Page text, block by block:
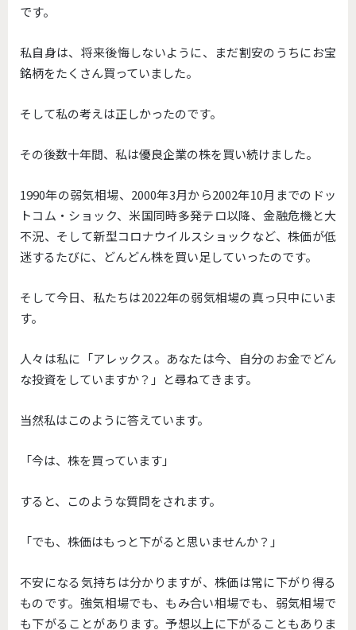
です。
私自身は、将来後悔しないように、まだ割安のうちにお宝
銘柄をたくさん買っていました。
そして私の考えは正しかったのです。
その後数十年間、私は優良企業の株を買い続けました。
1990年の弱気相場、2000年3月から2002年10月までのドッ
トコム・ショック、米国同時多発テロ以降、金融危機と大
不況、そして新型コロナウイルスショックなど、株価が低
迷するたびに、どんどん株を買い足していったのです。
そして今日、私たちは2022年の弱気相場の真っ只中にいま
す。
人々は私に「アレックス。あなたは今、自分のお金でどん
な投資をしていますか？」と尋ねてきます。
当然私はこのように答えています。
「今は、株を買っています」
すると、このような質問をされます。
「でも、株価はもっと下がると思いませんか？」
不安になる気持ちは分かりますが、株価は常に下がり得る
ものです。強気相場でも、もみ合い相場でも、弱気相場で
も下がることがあります。予想以上に下がることもありま